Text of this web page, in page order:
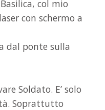
col mio
con schermo a
dal ponte sulla
Soldato. E’ solo
Soprattutto